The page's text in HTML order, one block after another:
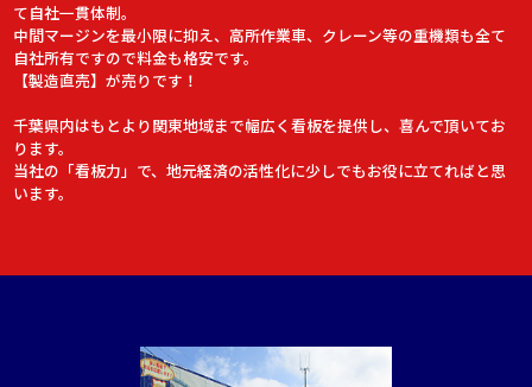
て自社一貫体制。
中間マージンを最小限に抑え、高所作業車、クレーン等の重機類も全て
自社所有ですので料金も格安です。
【製造直売】が売りです！
千葉県内はもとより関東地域まで幅広く看板を提供し、喜んで頂いてお
ります。
当社の「看板力」で、地元経済の活性化に少しでもお役に立てればと思
います。